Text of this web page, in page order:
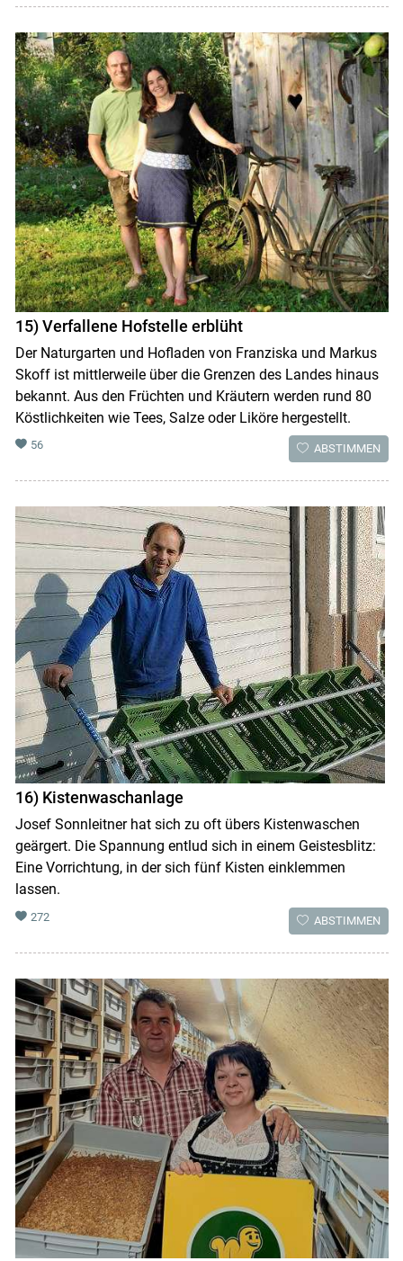
15) Verfallene Hofstelle erblüht
Der Naturgarten und Hofladen von Franziska und Markus
Skoff ist mittlerweile über die Grenzen des Landes hinaus
bekannt. Aus den Früchten und Kräutern werden rund 80
Köstlichkeiten wie Tees, Salze oder Liköre hergestellt.
56 ABSTIMMEN
16) Kistenwaschanlage
Josef Sonnleitner hat sich zu oft übers Kistenwaschen
geärgert. Die Spannung entlud sich in einem Geistesblitz:
Eine Vorrichtung, in der sich fünf Kisten einklemmen
lassen.
272 ABSTIMMEN